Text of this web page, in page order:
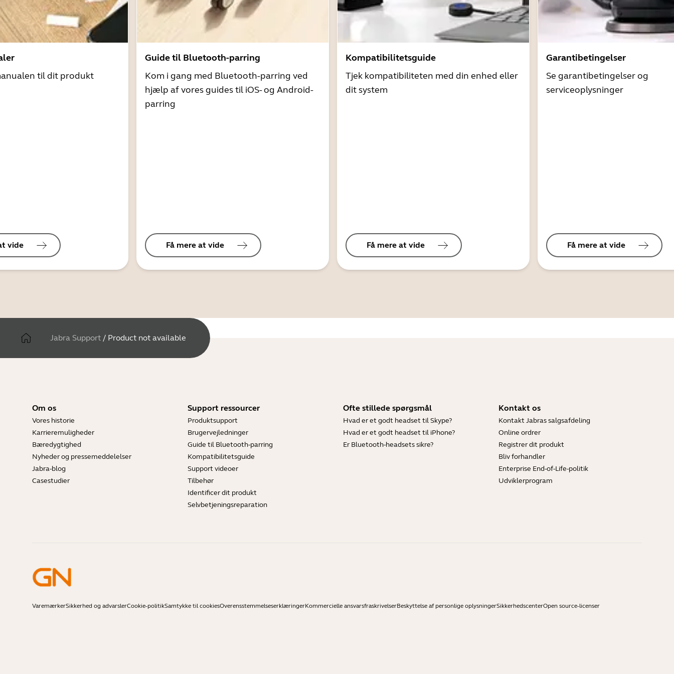
til dit produkt
vide
Guide til Bluetooth-parring
Kom i gang med Bluetooth-parring ved
hjælp af vores guides til iOS- og Android-
parring
Få mere at vide
Kompatibilitetsguide
Tjek kompatibiliteten med din enhed eller
dit system
Få mere at vide
Garantibetingelser
Se garantibetingelser og
serviceoplysninger
Få mere at vide
Jabra Support / Product not available
Om os
Vores historie
Karrieremuligheder
Bæredygtighed
Nyheder og pressemeddelelser
Jabra-blog
Casestudier
Support ressourcer
Produktsupport
Brugervejledninger
Guide til Bluetooth-parring
Kompatibilitetsguide
Support videoer
Tilbehør
Identificer dit produkt
Selvbetjeningsreparation
Ofte stillede spørgsmål
Hvad er et godt headset til Skype?
Hvad er et godt headset til iPhone?
Er Bluetooth-headsets sikre?
Kontakt os
Kontakt Jabras salgsafdeling
Online ordrer
Registrer dit produkt
Bliv forhandler
Enterprise End-of-Life-politik
Udviklerprogram
VaremærkerSikkerhed og advarslerCookie-politikSamtykke til cookiesOverensstemmelseserklæringerKommercielle ansvarsfraskrivelserBeskyttelse af personlige oplysningerSikkerhedscenterOpen source-licenser